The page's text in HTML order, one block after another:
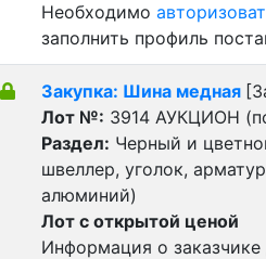
Необходимо
заполнить профиль
Закупка: Шина медная
Лот №: 3914 АУКЦИОН
Раздел: Черный и
швеллер, уголок,
алюминий)
Лот с открытой ценой
Информация о